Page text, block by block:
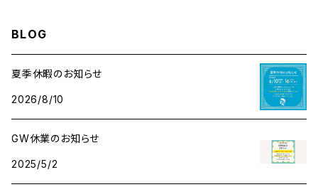
レターセット
メッセージカード
アクリルキーホルダー
ant缶（小物入れ）
BLOG
夏季休暇のお知らせ
2026/8/10
GW休業のお知らせ
2025/5/2